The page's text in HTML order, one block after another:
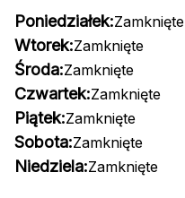
Poniedziałek:Zamknięte
Wtorek:Zamknięte
Środa:Zamknięte
Czwartek:Zamknięte
Piątek:Zamknięte
Sobota:Zamknięte
Niedziela:Zamknięte